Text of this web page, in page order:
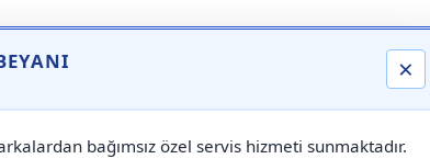
×
bağımsız özel servis hizmeti sunmaktadır.
⚠️ Markadan Bağımsız "Özel Servis" Hizmeti